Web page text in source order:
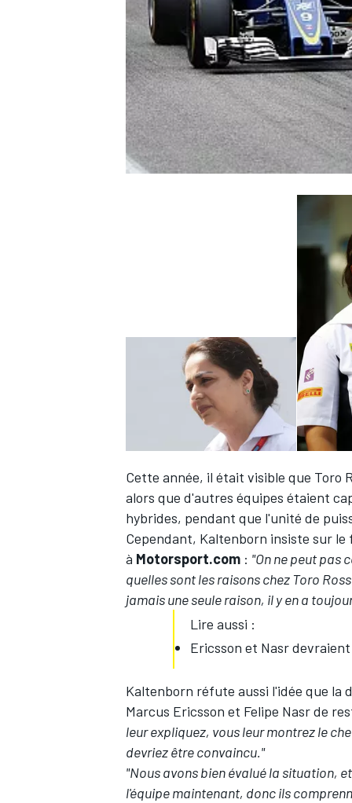
WRC
Cette année, il était visible que Toro
alors que d'autres équipes étaient
hybrides, pendant que l'unité de
Cependant, Kaltenborn insiste sur
à Motorsport.com : "On ne peut pas
quelles sont les raisons chez Toro
jamais une seule raison, il y en a
Lire aussi :
Ericsson et Nasr
Kaltenborn réfute aussi l'idée que la
Marcus Ericsson et Felipe Nasr de
leur expliquez, vous leur montrez le
devriez être convaincu."
"Nous avons bien évalué la situation,
l'équipe maintenant, donc ils